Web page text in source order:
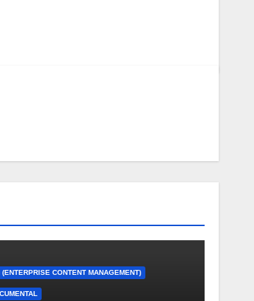
(ENTERPRISE CONTENT MANAGEMENT)